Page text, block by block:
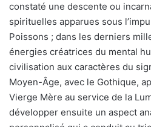
constaté une descente ou
spirituelles apparues sous
Poissons ; dans les derniers
énergies créatrices du mental
civilisation aux caractères du
Moyen-Âge, avec le Gothique,
Vierge­ Mère au service de la
développer ensuite un aspect